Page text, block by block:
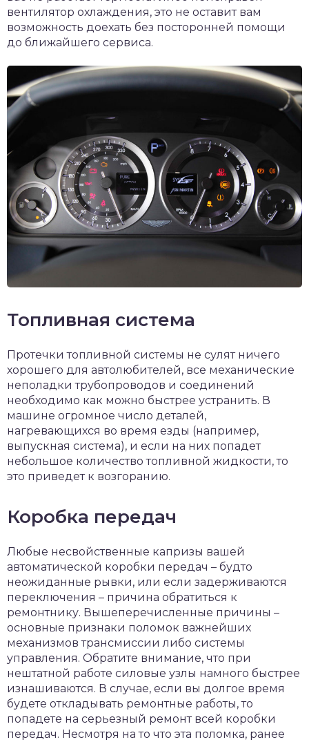
вентилятор охлаждения, это не оставит вам
возможность доехать без посторонней помощи
до ближайшего сервиса.
Топливная система
Протечки топливной системы не сулят ничего
хорошего для автолюбителей, все механические
неполадки трубопроводов и соединений
необходимо как можно быстрее устранить. В
машине огромное число деталей,
нагревающихся во время езды (например,
выпускная система), и если на них попадет
небольшое количество топливной жидкости, то
это приведет к возгоранию.
Коробка передач
Любые несвойственные капризы вашей
автоматической коробки передач – будто
неожиданные рывки, или если задерживаются
переключения – причина обратиться к
ремонтнику. Вышеперечисленные причины –
основные признаки поломок важнейших
механизмов трансмиссии либо системы
управления. Обратите внимание, что при
нештатной работе силовые узлы намного быстрее
изнашиваются. В случае, если вы долгое время
будете откладывать ремонтные работы, то
попадете на серьезный ремонт всей коробки
передач. Несмотря на то что эта поломка, ранее